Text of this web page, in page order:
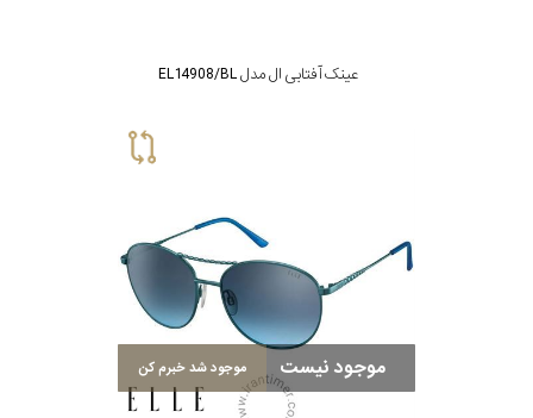
عینک آفتابی ال مدل EL14908/BL
موجود نیست موجود شد خبرم کن